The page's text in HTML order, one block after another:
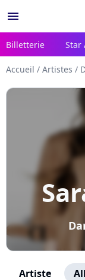
menu
Billetterie Star
Accueil / Artistes /
Artiste